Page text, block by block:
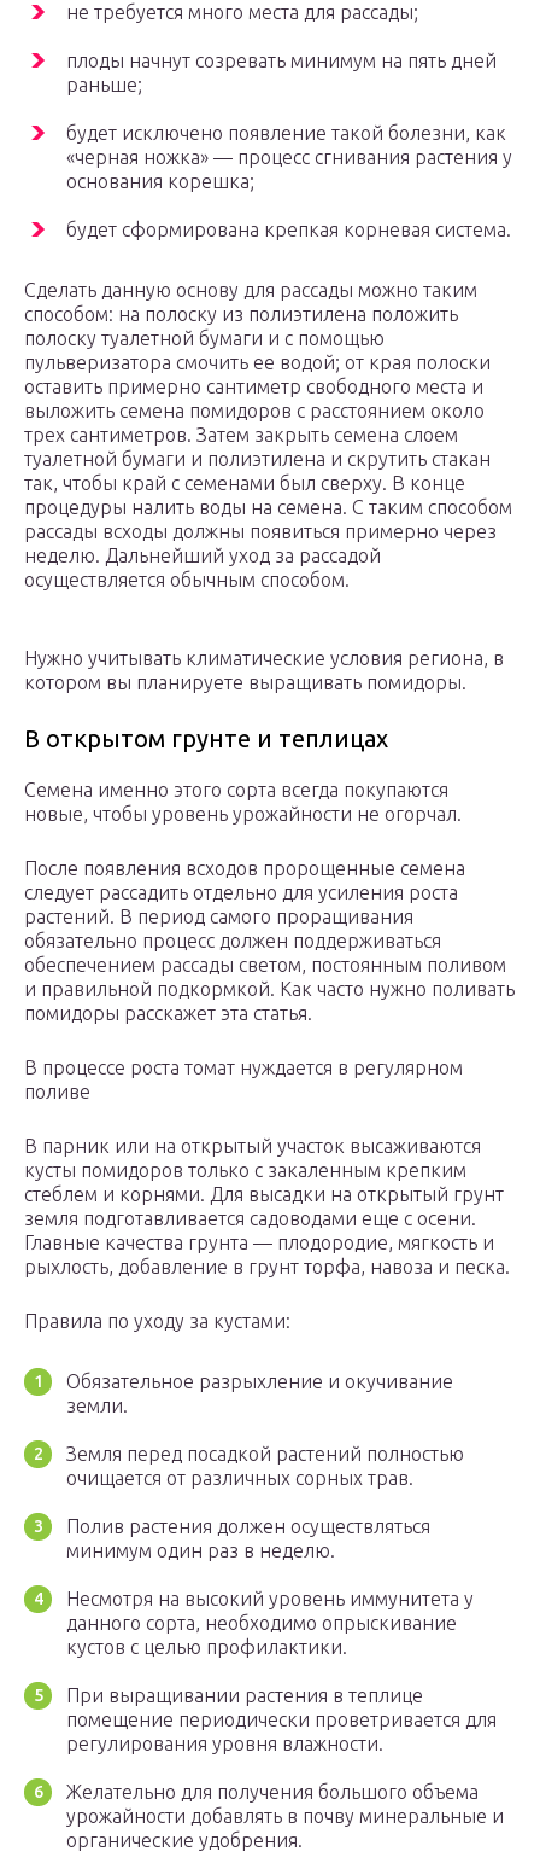
не требуется много места для рассады;
плоды начнут созревать минимум на пять дней
раньше;
будет исключено появление такой болезни, как
«черная ножка» — процесс сгнивания растения у
основания корешка;
будет сформирована крепкая корневая система.
Сделать данную основу для рассады можно таким
способом: на полоску из полиэтилена положить
полоску туалетной бумаги и с помощью
пульверизатора смочить ее водой; от края полоски
оставить примерно сантиметр свободного места и
выложить семена помидоров с расстоянием около
трех сантиметров. Затем закрыть семена слоем
туалетной бумаги и полиэтилена и скрутить стакан
так, чтобы край с семенами был сверху. В конце
процедуры налить воды на семена. С таким способом
рассады всходы должны появиться примерно через
неделю. Дальнейший уход за рассадой
осуществляется обычным способом.
Нужно учитывать климатические условия региона, в
котором вы планируете выращивать помидоры.
В открытом грунте и теплицах
Семена именно этого сорта всегда покупаются
новые, чтобы уровень урожайности не огорчал.
После появления всходов пророщенные семена
следует рассадить отдельно для усиления роста
растений. В период самого проращивания
обязательно процесс должен поддерживаться
обеспечением рассады светом, постоянным поливом
и правильной подкормкой. Как часто нужно поливать
помидоры расскажет эта статья.
В процессе роста томат нуждается в регулярном
поливе
В парник или на открытый участок высаживаются
кусты помидоров только с закаленным крепким
стеблем и корнями. Для высадки на открытый грунт
земля подготавливается садоводами еще с осени.
Главные качества грунта — плодородие, мягкость и
рыхлость, добавление в грунт торфа, навоза и песка.
Правила по уходу за кустами:
Обязательное разрыхление и окучивание
земли.
Земля перед посадкой растений полностью
очищается от различных сорных трав.
Полив растения должен осуществляться
минимум один раз в неделю.
Несмотря на высокий уровень иммунитета у
данного сорта, необходимо опрыскивание
кустов с целью профилактики.
При выращивании растения в теплице
помещение периодически проветривается для
регулирования уровня влажности.
Желательно для получения большого объема
урожайности добавлять в почву минеральные и
органические удобрения.